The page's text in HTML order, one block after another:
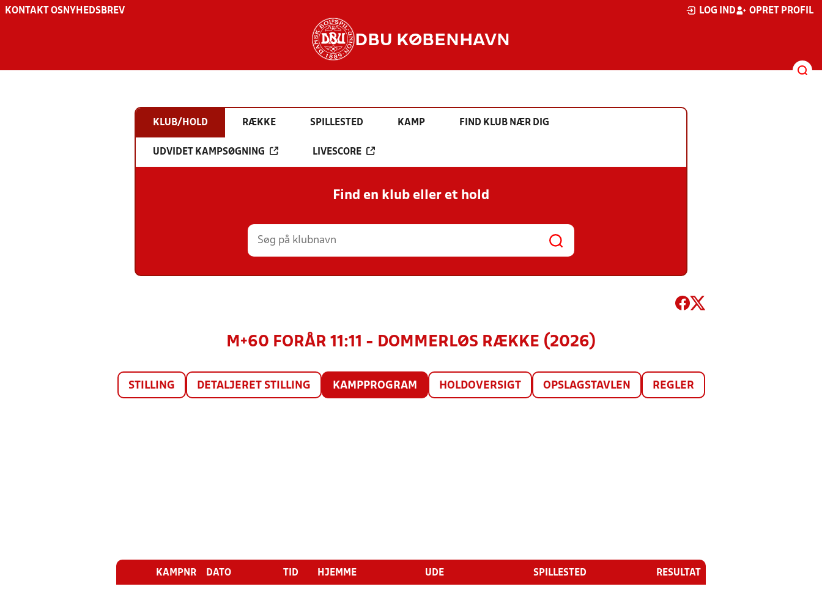
KONTAKT OS NYHEDSBREV LOG IND OPRET PROFIL
DBU KØBENHAVN
KLUB/HOLD RÆKKE SPILLESTED KAMP FIND KLUB NÆR DIG
UDVIDET KAMPSØGNING LIVESCORE
Find en klub eller et hold
M+60 FORÅR 11:11 - DOMMERLØS RÆKKE (2026)
STILLING DETALJERET STILLING KAMPPROGRAM HOLDOVERSIGT OPSLAGSTAVLEN REGLER
KAMPNR DATO TID HJEMME UDE SPILLESTED RESULTAT